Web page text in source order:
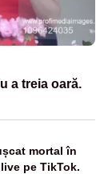
a treia oară.
mortal în
pe TikTok.